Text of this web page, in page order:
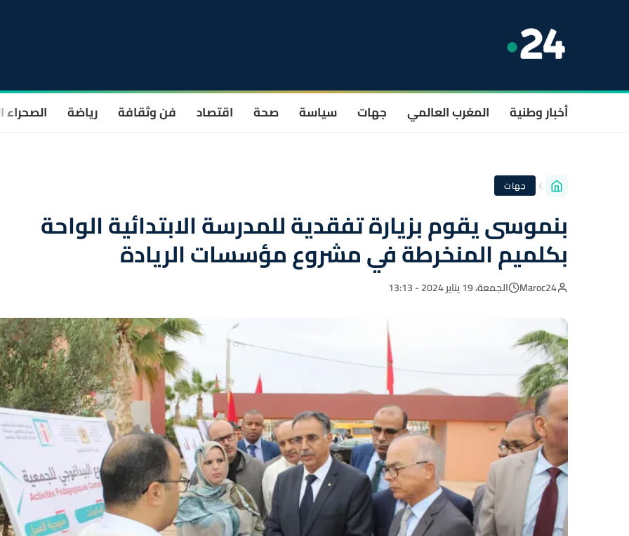
أخبار وطنية المغرب العالمي جهات سياسة صحة اقتصاد فن وثقافة رياضة الصحراء
جهات
بنموسى يقوم بزيارة تفقدية للمدرسة الابتدائية الواحة
بكلميم المنخرطة في مشروع مؤسسات الريادة
Maroc24 الجمعة، 19 يناير 2024 - 13:13